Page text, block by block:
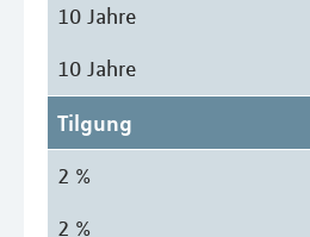
10 Jahre
10 Jahre
Tilgung
2 %
2 %